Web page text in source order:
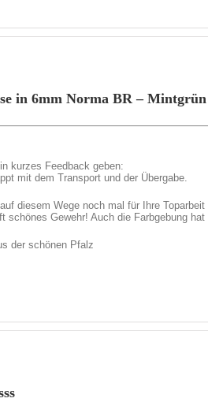
in 6mm Norma BR – Mintgrün
kurzes Feedback geben:
mit dem Transport und der Übergabe.
diesem Wege noch mal für Ihre
schönes Gewehr! Auch die Farbgebung
der schönen Pfalz